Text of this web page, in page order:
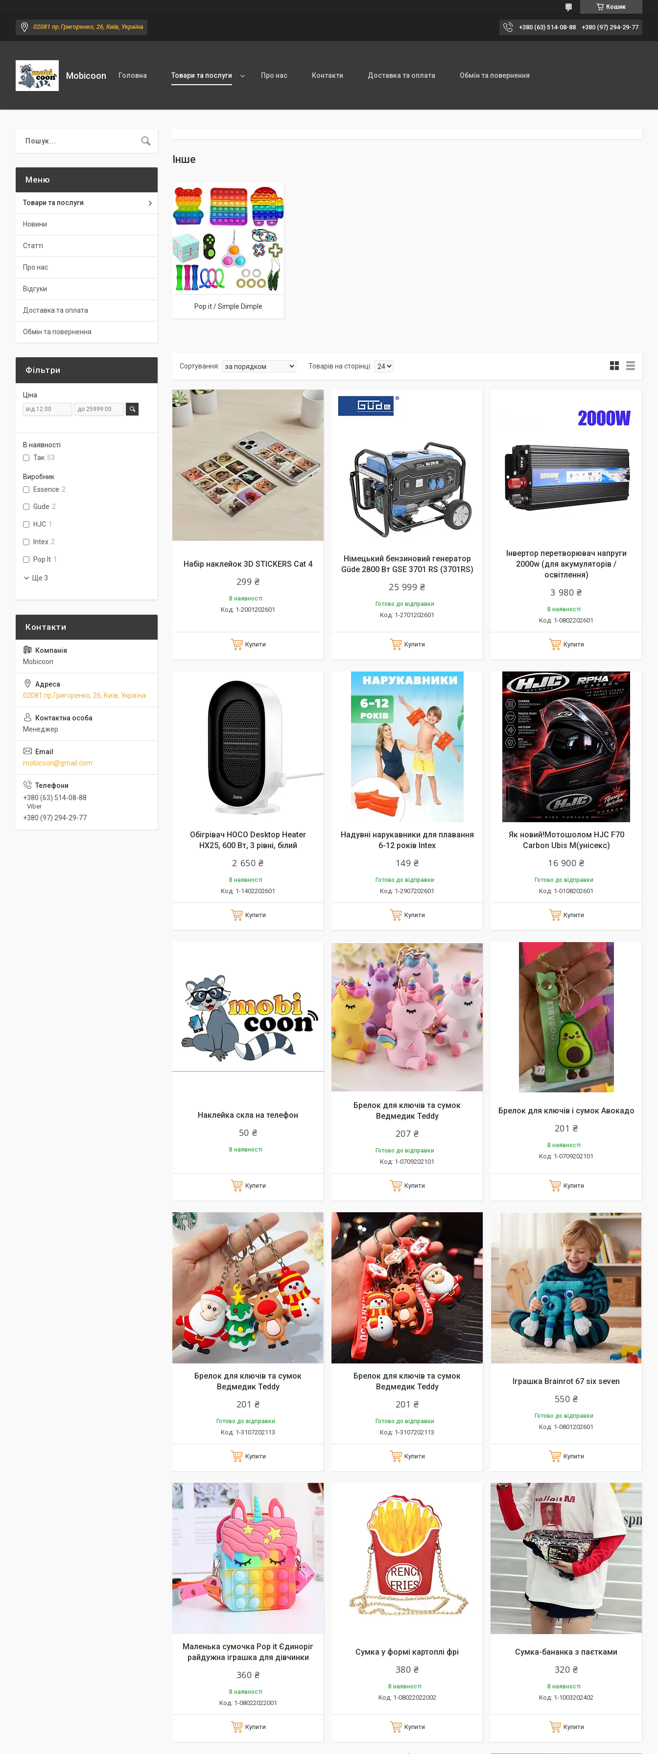
Кошик
02081 пр.Григоренко, 26, Київ, Україна +380 (63) 514-08-88 +380 (97) 294-29-77
Mobicoon Головна Товари та послуги Про нас Контакти Доставка та оплата Обмін та повернення
Інше
Pop it / Simple Dimple
Набір наклейок 3D STICKERS Cat 4
299 ₴
В наявності
1-2001202601
Купити
Німецький бензиновий генератор
Güde 2800 Вт GSE 3701 RS (3701RS)
25 999 ₴
Готово до відправки
1-2701202601
Купити
Інвертор перетворювач напруги
2000w (для акумуляторів /
освітлення)
3 980 ₴
В наявності
1-0802202601
Купити
Обігрівач HOCO Desktop Heater
HX25, 600 Вт, 3 рівні, білий
2 650 ₴
В наявності
1-1402202601
Купити
Надувні нарукавники для плавання
6-12 років Intex
149 ₴
Готово до відправки
1-2907202601
Купити
Як новий!Мотошолом HJC F70
Carbon Ubis М(унісекс)
16 900 ₴
Готово до відправки
1-0108202601
Купити
Наклейка скла на телефон
50 ₴
В наявності
Купити
Брелок для ключів та сумок
Ведмедик Teddy
207 ₴
Готово до відправки
1-0709202101
Купити
Брелок для ключів і сумок Авокадо
201 ₴
В наявності
1-0709202101
Купити
Брелок для ключів та сумок
Ведмедик Teddy
201 ₴
Готово до відправки
1-3107202113
Купити
Брелок для ключів та сумок
Ведмедик Teddy
201 ₴
Готово до відправки
1-3107202113
Купити
Іграшка Brainrot 67 six seven
550 ₴
Готово до відправки
1-0801202601
Купити
Маленька сумочка Pop it Єдиноріг
райдужна іграшка для дівчинки
360 ₴
В наявності
1-08022022001
Купити
Сумка у формі картоплі фрі
380 ₴
В наявності
1-08022022002
Купити
Сумка-бананка з паєтками
320 ₴
В наявності
1-1003202402
Купити
Товари та послуги
Новини
Статті
Про нас
Відгуки
Доставка та оплата
Обмін та повернення
Фільтри
Ціна
В наявності
Так 53
Виробник
Essence 2
Gude 2
HJC 1
Intex 2
Pop It 1
Ще 3
Mobicoon
02081 пр.Григоренко, 26, Київ, Україна
Менеджер
mobicoon@gmail.com
+380 (63) 514-08-88
Viber
+380 (97) 294-29-77